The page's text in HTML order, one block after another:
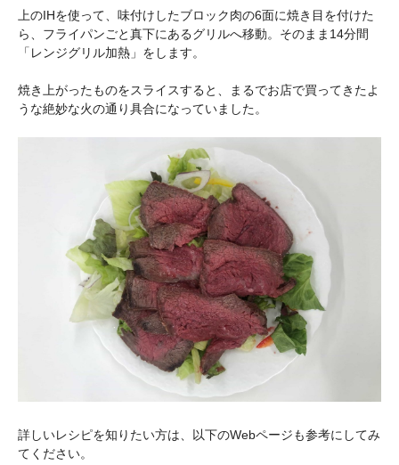
上のIHを使って、味付けしたブロック肉の6面に焼き目を付けた
ら、フライパンごと真下にあるグリルへ移動。そのまま14分間
「レンジグリル加熱」をします。
焼き上がったものをスライスすると、まるでお店で買ってきたよ
うな絶妙な火の通り具合になっていました。
詳しいレシピを知りたい方は、以下のWebページも参考にしてみ
てください。